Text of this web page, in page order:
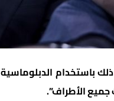
باستخدام
جميع الأطراف”.